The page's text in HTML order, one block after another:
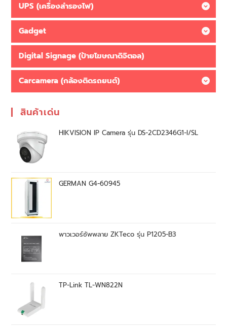
UPS (เครื่องสำรองไฟ)
Gadget
Digital Signage (ป้ายโฆษณาดิจิตอล)
Carcamera (กล้องติดรถยนต์)
สินค้าเด่น
HIKVISION IP Camera รุ่น DS-2CD2346G1-I/SL
GERMAN G4-60945
พาวเวอร์ซัพพลาย ZKTeco รุ่น P1205-B3
TP-Link TL-WN822N